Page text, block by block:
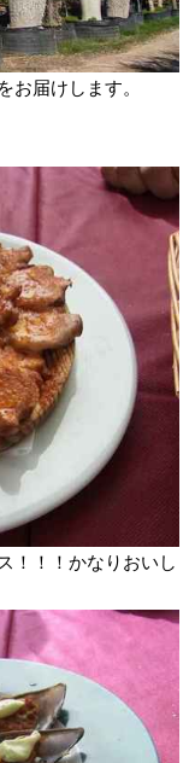
お届けします。
！！！かなりおいし